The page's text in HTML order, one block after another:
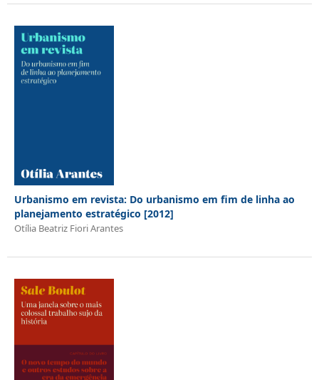
Urbanismo em revista: Do urbanismo em fim de linha ao
planejamento estratégico [2012]
Otília Beatriz Fiori Arantes